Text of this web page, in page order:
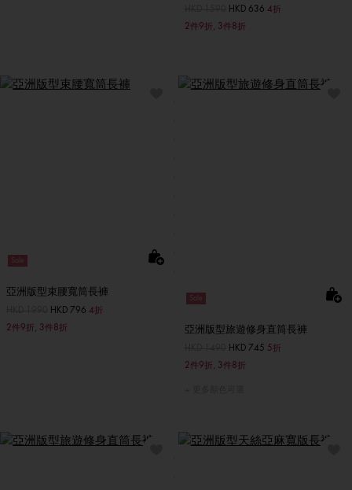
至HKD 636 4折
2件9折, 3件8折
Sale
亞洲版型束腰寬筒長褲
至HKD 796 4折
2件9折, 3件8折
Sale
亞洲版型旅遊修身直筒長褲
至HKD 745 5折
2件9折, 3件8折